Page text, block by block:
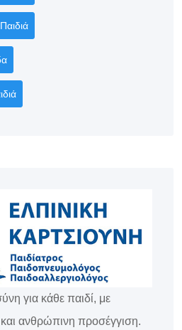
για κάθε παιδί, με
ανθρώπινη προσέγγιση.